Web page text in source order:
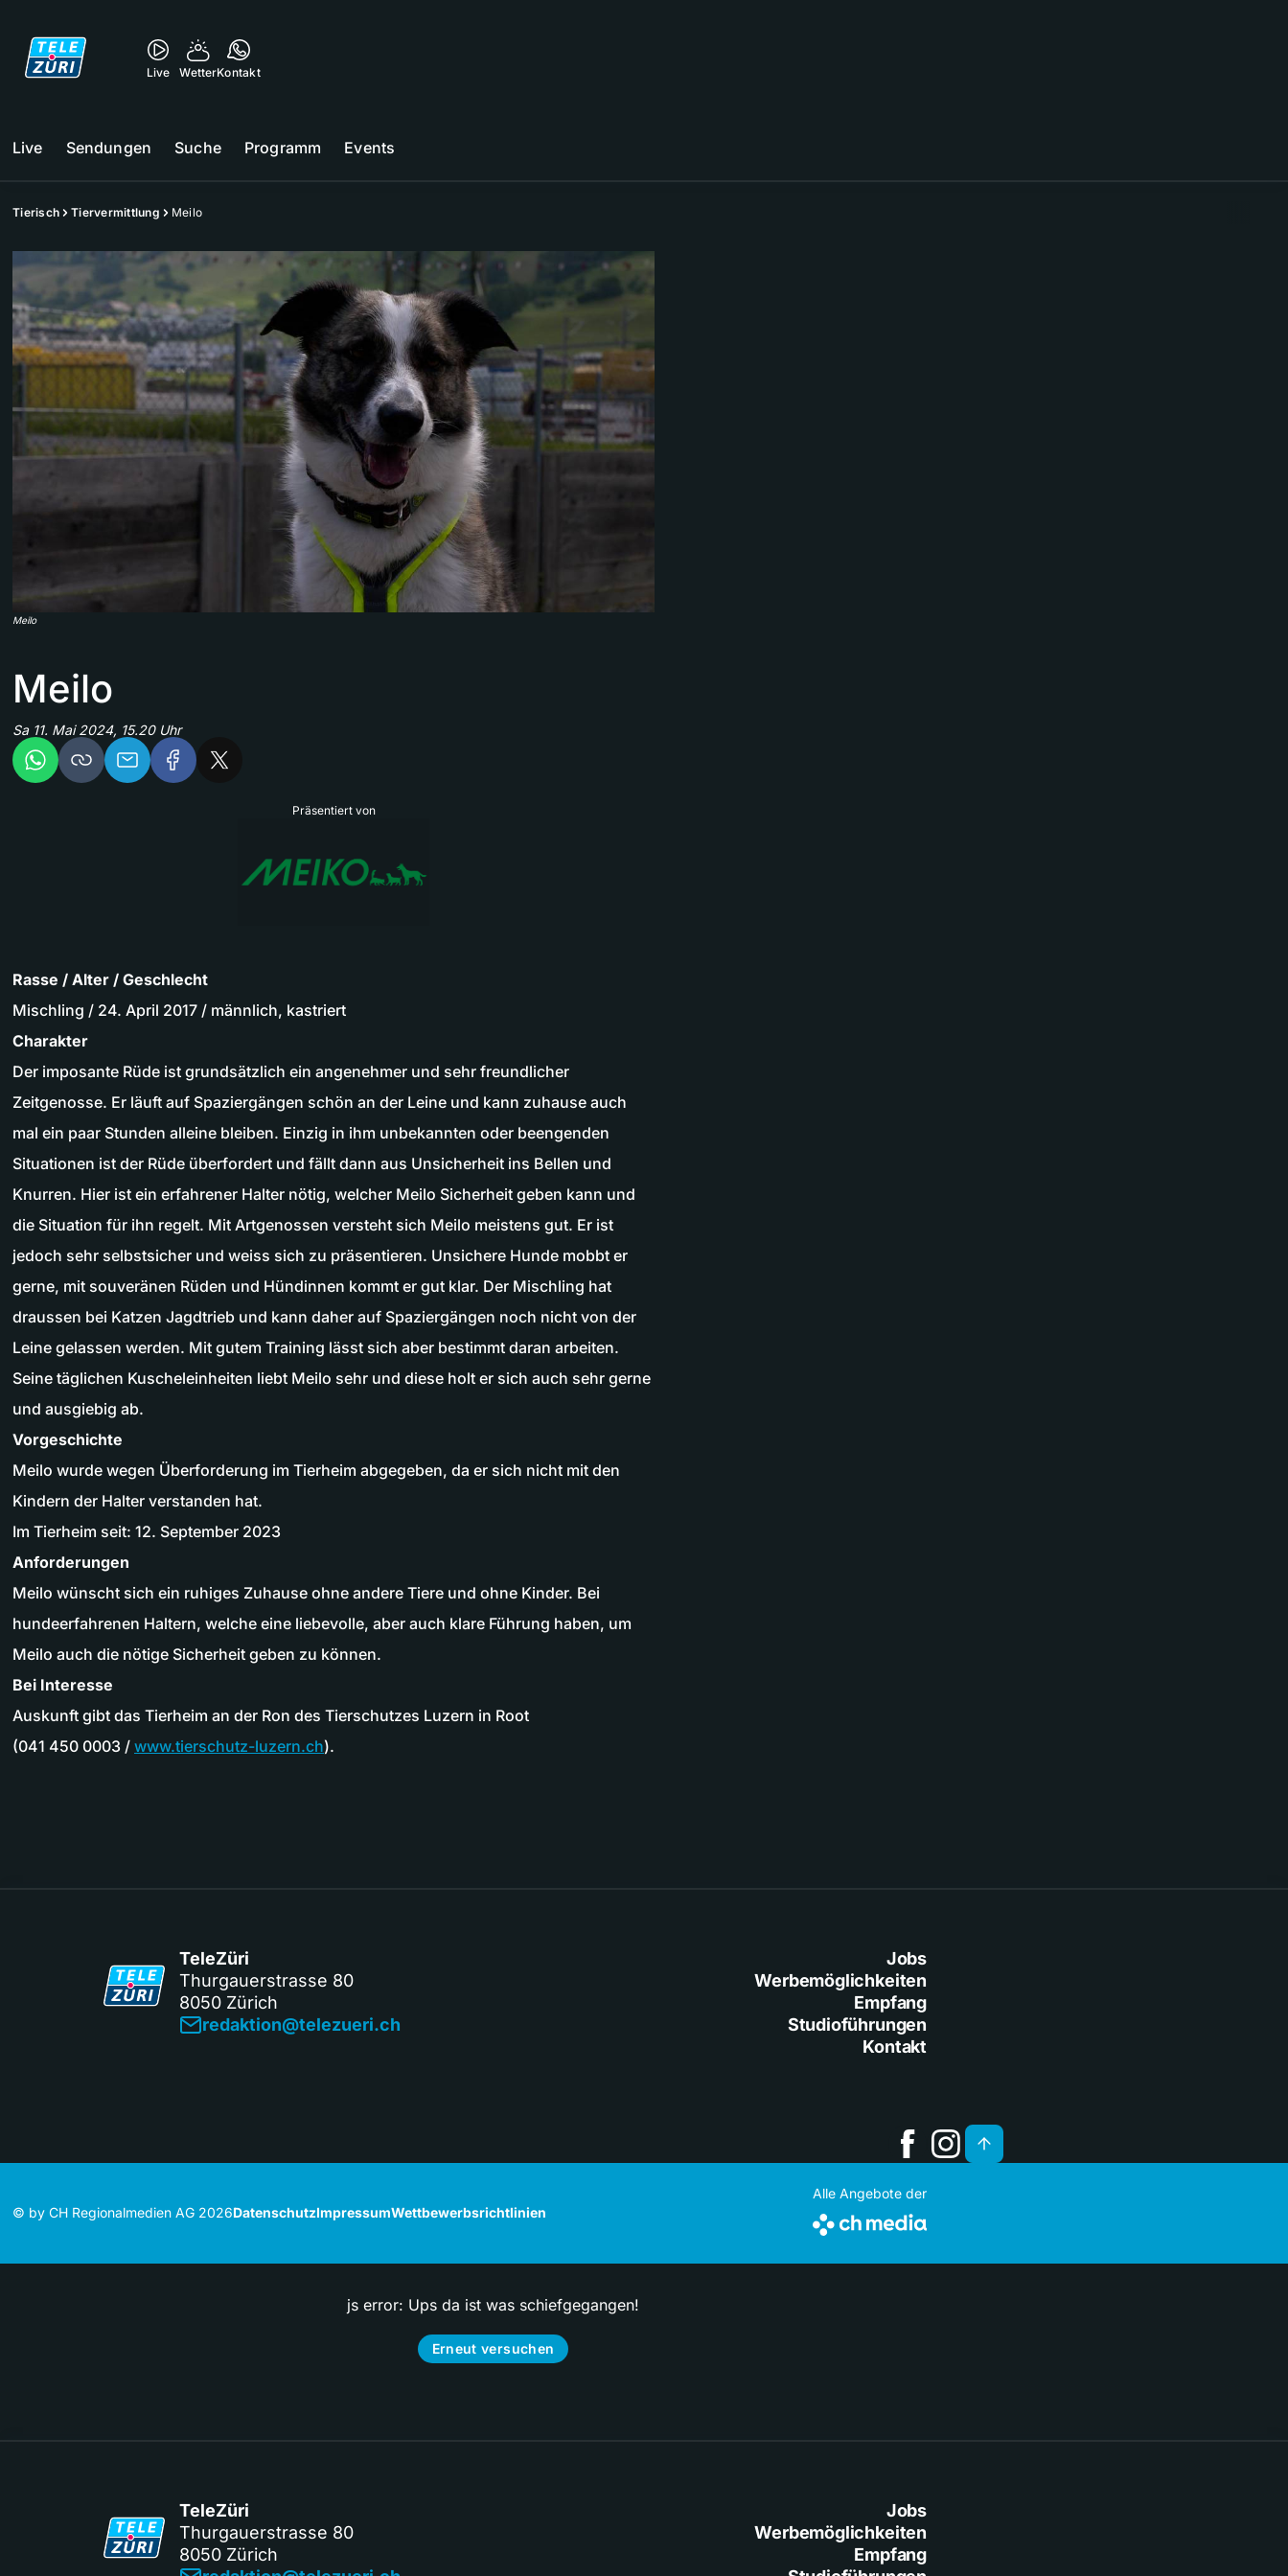
Live WetterKontakt
Live Sendungen Suche Programm Events
Tierisch Tiervermittlung Meilo
Meilo
Meilo
Sa 11. Mai 2024, 15.20 Uhr
Präsentiert von
Rasse / Alter / Geschlecht
Mischling / 24. April 2017 / männlich, kastriert
Charakter
Der imposante Rüde ist grundsätzlich ein angenehmer und sehr freundlicher
Zeitgenosse. Er läuft auf Spaziergängen schön an der Leine und kann zuhause auch
mal ein paar Stunden alleine bleiben. Einzig in ihm unbekannten oder beengenden
Situationen ist der Rüde überfordert und fällt dann aus Unsicherheit ins Bellen und
Knurren. Hier ist ein erfahrener Halter nötig, welcher Meilo Sicherheit geben kann und
die Situation für ihn regelt. Mit Artgenossen versteht sich Meilo meistens gut. Er ist
jedoch sehr selbstsicher und weiss sich zu präsentieren. Unsichere Hunde mobbt er
gerne, mit souveränen Rüden und Hündinnen kommt er gut klar. Der Mischling hat
draussen bei Katzen Jagdtrieb und kann daher auf Spaziergängen noch nicht von der
Leine gelassen werden. Mit gutem Training lässt sich aber bestimmt daran arbeiten.
Seine täglichen Kuscheleinheiten liebt Meilo sehr und diese holt er sich auch sehr gerne
und ausgiebig ab.
Vorgeschichte
Meilo wurde wegen Überforderung im Tierheim abgegeben, da er sich nicht mit den
Kindern der Halter verstanden hat.
Im Tierheim seit: 12. September 2023
Anforderungen
Meilo wünscht sich ein ruhiges Zuhause ohne andere Tiere und ohne Kinder. Bei
hundeerfahrenen Haltern, welche eine liebevolle, aber auch klare Führung haben, um
Meilo auch die nötige Sicherheit geben zu können.
Bei Interesse
Auskunft gibt das Tierheim an der Ron des Tierschutzes Luzern in Root
(041 450 0003 / www.tierschutz-luzern.ch).
TeleZüri
Thurgauerstrasse 80
8050 Zürich
redaktion@telezueri.ch
Jobs
Werbemöglichkeiten
Empfang
Studioführungen
Kontakt
© by CH Regionalmedien AG 2026DatenschutzImpressumWettbewerbsrichtlinien
Alle Angebote der
js error: Ups da ist was schiefgegangen!
Erneut versuchen
TeleZüri
Thurgauerstrasse 80
8050 Zürich
Jobs
Werbemöglichkeiten
Empfang